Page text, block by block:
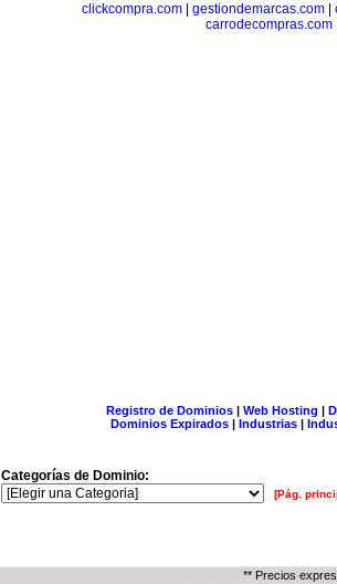
clickcompra.com
gestiondemarcas.com
carrodecompras.com
Registro de Dominios| Web Hosting |
Dominios Expirados | Industrias |
Categorías de Dominio:
[Pág.
** Precios